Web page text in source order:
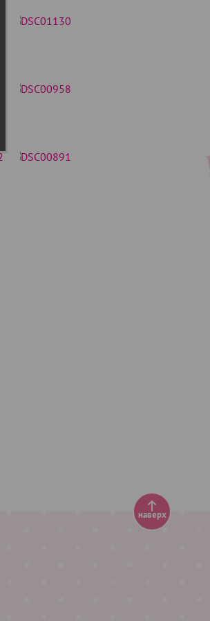
наверх